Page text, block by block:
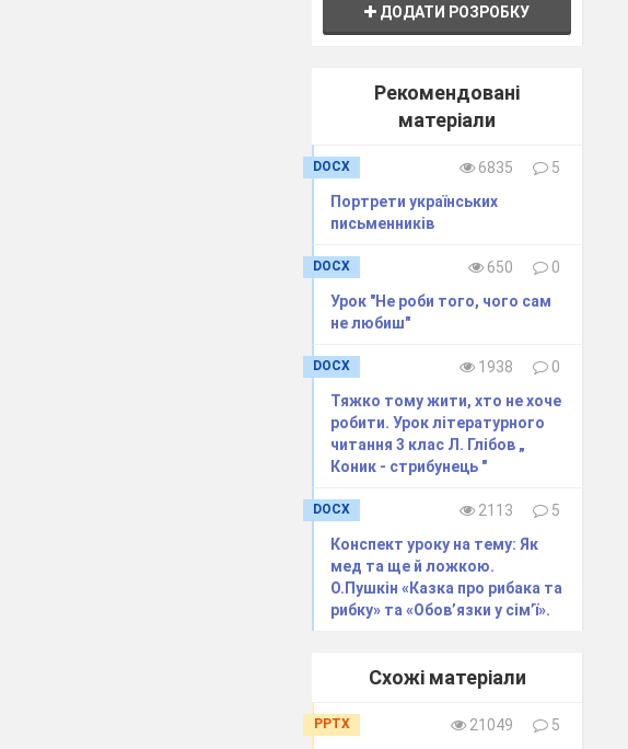
ДОДАТИ РОЗРОБКУ
Рекомендовані
матеріали
DOCX 6835
5
Портрети українських
письменників
DOCX 650
0
Урок "Не роби того, чого сам
не любиш"
DOCX 1938
0
Тяжко тому жити, хто не хоче
робити. Урок літературного
читання 3 клас Л. Глібов „
Коник - стрибунець "
DOCX 2113
5
Конспект уроку на тему: Як
мед та ще й ложкою.
О.Пушкін «Казка про рибака та
рибку» та «Обов’язки у сім’ї».
Схожі матеріали
PPTX 21049
5